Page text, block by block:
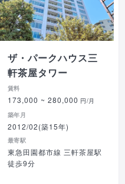
ザ・パークハウス三
軒茶屋タワー
賃料
173,000 ~ 280,000 円/月
築年月
2012/02(築15年)
最寄駅
東急田園都市線 三軒茶屋駅
徒歩9分